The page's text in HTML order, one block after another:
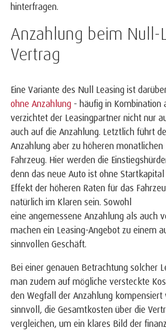
hinterfragen.
Anzahlung beim Null-
Vertrag
Eine Variante des Null Leasing ist
ohne Anzahlung - häufig in Kombination
verzichtet der Leasingpartner nicht nur
auch auf die Anzahlung. Letztlich führt
Anzahlung aber zu höheren
Fahrzeug. Hier werden die
denn das neue Auto ist ohne
Effekt der höheren Raten für das
natürlich im Klaren sein. Sowohl
eine angemessene Anzahlung als auch
machen ein Leasing-Angebot zu einem
sinnvollen Geschäft.
Bei einer genauen Betrachtung solcher
man zudem auf mögliche versteckte
den Wegfall der Anzahlung
sinnvoll, die Gesamtkosten über die
vergleichen, um ein klares Bild der